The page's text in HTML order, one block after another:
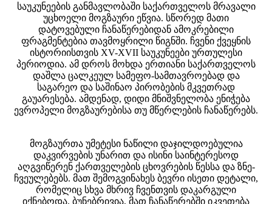
საუკუნეების განმავლობაში საქართველოს მრავალი
უცხოელი მოგზაური ეწვია. სწორედ მათი
დატოვებული ჩანაწერებიდან ამოკრებილი
ფრაგმენტებია თავმოყრილი წიგნში. ჩვენი ქვეყნის
ისტორიისთვის XV-XVII საუკუნეები ურთულესი
პერიოდია. ამ დროს მოხდა ერთიანი საქართველოს
დაშლა ცალკეულ სამეფო-სამთავროებად და
საგარეო და საშინაო პირობების მკვეთრად
გაუარესება. ამდენად, დიდი მნიშვნელობა ენიჭება
ევროპელი მოგზაურებისა თუ მწერლების ჩანაწერებს.
მოგზაურთა უმეტესი ნაწილი დაჯილდოებულია
დაკვირვების უნარით და ისინი საინტერესოდ
აღგვიწერენ ქართველების ცხოვრების წესსა და ზნე-
ჩვეულებებს. მათ შემოგვინახეს ბევრი ისეთი დეტალი,
რომელიც სხვა მხრივ ჩვენთვის დაკარგული
იქნებოდა. ბუნებრივია, მათ ჩანაწერებში იკვეთება